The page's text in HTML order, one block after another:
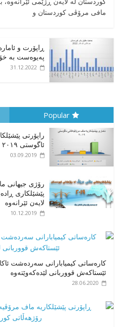
مافی مرۆڤی کوردستان و
پەیوەست بە
31.12.2022
Popular
راپۆرتی
ئاگوستی ٢٠١٩
03.09.2019
رۆژی جیهانی
پێشێلکاری
لایەن ئێرانەوە
10.12.2019
کارەساتی کیمیابارانی سەردەشت
ئێستاکەش قووربانی لێدەکەوێتەوە
28.06.2020